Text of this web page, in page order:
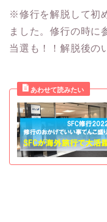
※修行を解脱して初
ました。修行の時に
当選も！！解脱後の